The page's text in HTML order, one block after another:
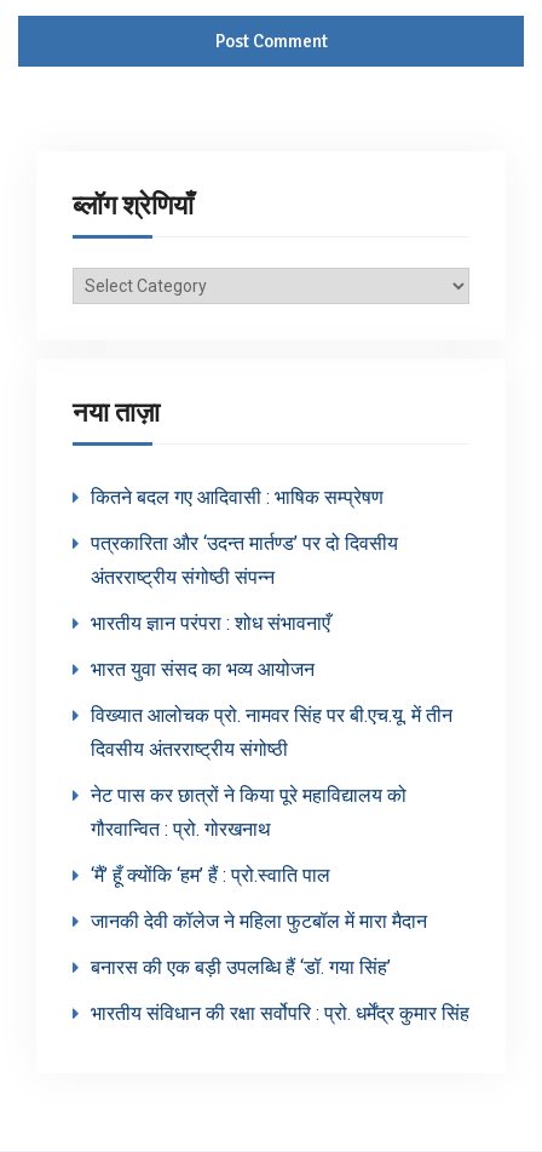
ब्लॉग श्रेणियाँ
ब्लॉग
नया ताज़ा
कितने बदल गए आदिवासी : भाषिक सम्प्रेषण
पत्रकारिता और ‘उदन्त मार्तण्ड’ पर दो दिवसीय
अंतरराष्ट्रीय संगोष्ठी संपन्न
भारतीय ज्ञान परंपरा : शोध संभावनाएँ
भारत युवा संसद का भव्य आयोजन
विख्यात आलोचक प्रो. नामवर सिंह पर बी.एच.यू. में तीन
दिवसीय अंतरराष्ट्रीय संगोष्ठी
नेट पास कर छात्रों ने किया पूरे महाविद्यालय को
गौरवान्वित : प्रो. गोरखनाथ
‘मैं’ हूँ क्योंकि ‘हम’ हैं : प्रो.स्वाति पाल
जानकी देवी कॉलेज ने महिला फुटबॉल में मारा मैदान
बनारस की एक बड़ी उपलब्धि हैं ‘डॉ. गया सिंह’
भारतीय संविधान की रक्षा सर्वोपरि : प्रो. धर्मेंद्र कुमार सिंह